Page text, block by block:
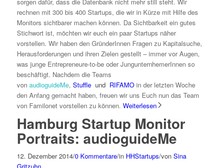
rechnen mit 300 bis 400 Startups, die wir in Kürze mit Hilfe des
Monitors sichtbarer machen können. Da Sichtbarkeit ein gutes
Stichwort ist, möchten wir euch ein paar Startups näher
vorstellen. Wir haben den GründerInnen Fragen zu Kapitalsuche,
Herausforderungen und ihren Zielen gestellt – immer vor Augen,
was junge Entrepreneure-to-be oder JungunternhemerInnen so
beschäftigt. Nachdem die Teams
von audioguideMe, Stuffle und RIFAMO in der letzten Woche
den Anfang gemacht haben, freuen wir uns Euch nun das Team
von Familonet vorstellen zu können. Weiterlesen
Hamburg Startup Monitor
Portraits: audioguideMe
12. Dezember 2014/0 Kommentare/in HHStartups/von Sina
Gritzuhn